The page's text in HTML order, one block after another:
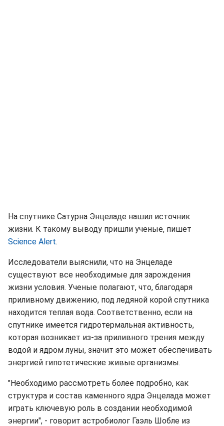
На спутнике Сатурна Энцеладе нашил источник
жизни. К такому выводу пришли ученые, пишет
Science Alert.
Исследователи выяснили, что на Энцеладе
существуют все необходимые для зарождения
жизни условия. Ученые полагают, что, благодаря
приливному движению, под ледяной корой спутника
находится теплая вода. Соответственно, если на
спутнике имеется гидротермальная активность,
которая возникает из-за приливного трения между
водой и ядром луны, значит это может обеспечивать
энергией гипотетические живые организмы.
"Необходимо рассмотреть более подробно, как
структура и состав каменного ядра Энцелада может
играть ключевую роль в создании необходимой
энергии", - говорит астробиолог Гаэль Шобле из